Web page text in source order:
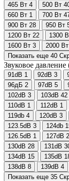
465 Вт 4 500 Вт
660 Вт 1 700 Вт
900 Вт 28 950 Вт
1200 Вт 22 1300
1600 Вт 3 2000 Вт
Показать еще 40
Звуковое давление
91dB 1 92dB 3
96дБ 2 97dB 5
102dB 3 103dB 42
110dB 1 112dB 1
119db 4 120dB 3
123.5dB 3 124db
126.5dB 1 127dB
130dB 28 131dB
134dB 15 135dB
138dB 8 139dB 4
Показать еще 35